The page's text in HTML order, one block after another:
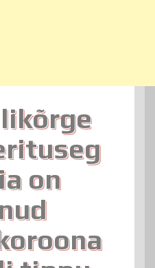
on